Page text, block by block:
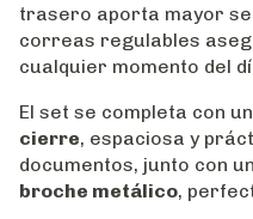
trasero aporta mayor
correas regulables
cualquier momento del
El set se completa con
cierre, espaciosa y
documentos, junto con un
broche metálico,